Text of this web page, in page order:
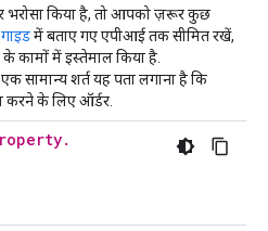
भरोसा किया है, तो आपको ज़रूर कुछ
में बताए गए एपीआई तक सीमित रखें,
कामों में इस्तेमाल किया है.
सामान्य शर्त यह पता लगाना है कि
करने के लिए ऑर्डर.